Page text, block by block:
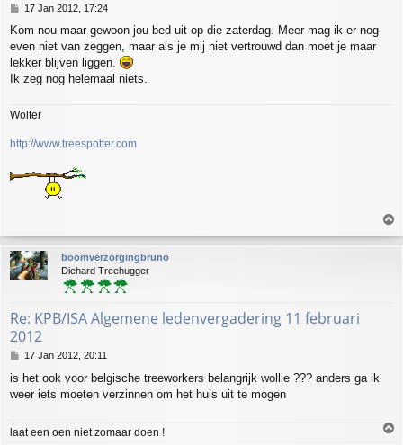
P
s
t
17 Jan 2012, 17:24
Kom nou maar gewoon jou bed uit op die zaterdag. Meer mag ik er nog
even niet van zeggen, maar als je mij niet vertrouwd dan moet je maar
lekker blijven liggen.
Ik zeg nog helemaal niets.
Wolter
http://www.treespotter.com
p
boomverzorgingbruno
Diehard Treehugger
Re: KPB/ISA Algemene ledenvergadering 11 februari
2012
P
s
t
17 Jan 2012, 20:11
is het ook voor belgische treeworkers belangrijk wollie ??? anders ga ik
weer iets moeten verzinnen om het huis uit te mogen
laat een oen niet zomaar doen !